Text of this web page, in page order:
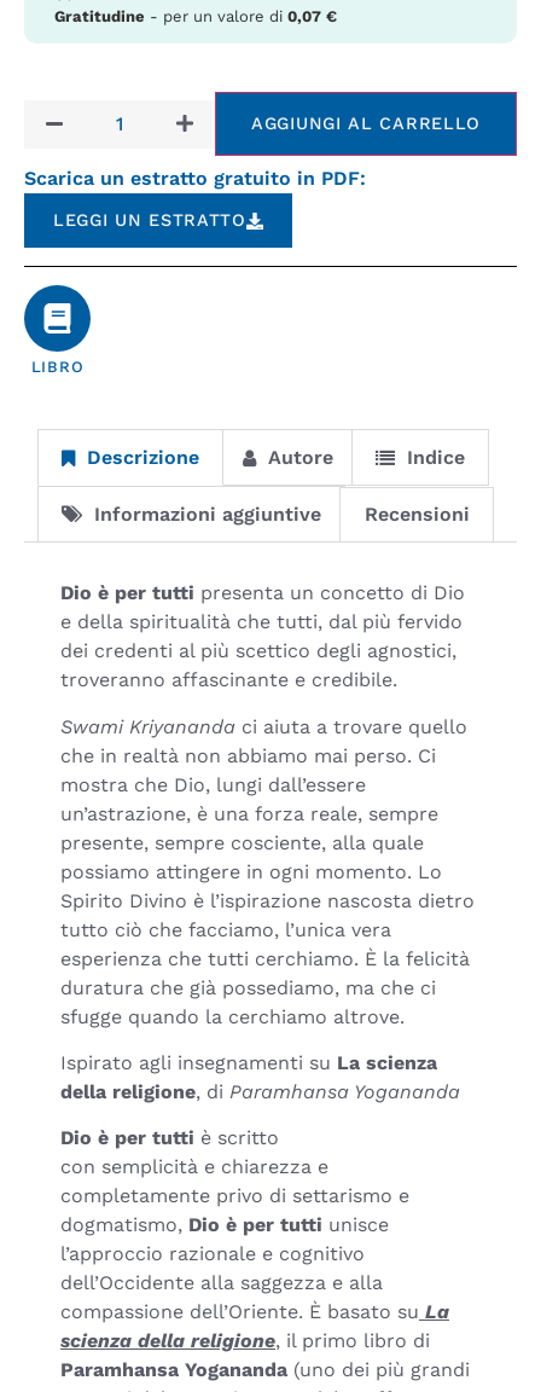
Gratitudine - per un valore di 0,07 €
AGGIUNGI AL CARRELLO
Scarica un estratto gratuito in PDF:
LEGGI UN ESTRATTO
LIBRO
Descrizione Autore Indice
Informazioni aggiuntive Recensioni
Dio è per tutti presenta un concetto di Dio
e della spiritualità che tutti, dal più fervido
dei credenti al più scettico degli agnostici,
troveranno affascinante e credibile.
Swami Kriyananda ci aiuta a trovare quello
che in realtà non abbiamo mai perso. Ci
mostra che Dio, lungi dall’essere
un’astrazione, è una forza reale, sempre
presente, sempre cosciente, alla quale
possiamo attingere in ogni momento. Lo
Spirito Divino è l’ispirazione nascosta dietro
tutto ciò che facciamo, l’unica vera
esperienza che tutti cerchiamo. È la felicità
duratura che già possediamo, ma che ci
sfugge quando la cerchiamo altrove.
Ispirato agli insegnamenti su La scienza
della religione, di Paramhansa Yogananda
Dio è per tutti è scritto
con semplicità e chiarezza e
completamente privo di settarismo e
dogmatismo, Dio è per tutti unisce
l’approccio razionale e cognitivo
dell’Occidente alla saggezza e alla
compassione dell’Oriente. È basato su La
scienza della religione, il primo libro di
Paramhansa Yogananda (uno dei più grandi